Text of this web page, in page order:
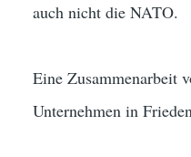
auch nicht die NATO.
Eine Zusammenarbeit
Unternehmen in